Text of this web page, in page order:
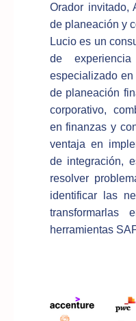
Orador invitado,
de planeación y
Lucio es un
de
especializado
de planeación
corporativo,
en finanzas y
ventaja en
de integración,
resolver
identificar las
transformarlas
herramientas